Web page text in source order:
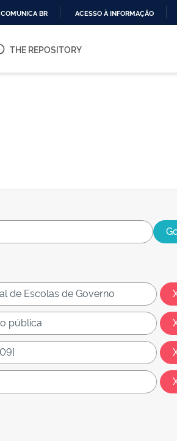
O
COMUNICA BR ACESSO À INFORMAÇÃO
THE REPOSITORY